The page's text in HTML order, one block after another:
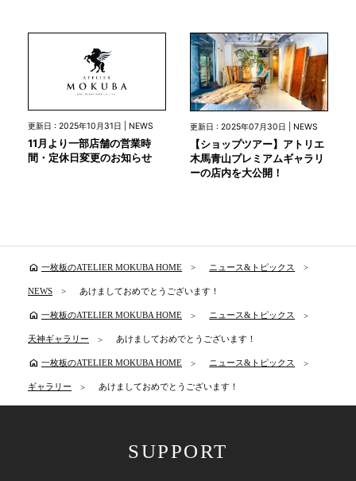
更新日 : 2025年10月31日 | NEWS
11月より一部店舗の営業時
間・定休日変更のお知らせ
更新日 : 2025年07月30日 | NEWS
【ショップツアー】アトリエ
木馬青山プレミアムギャラリ
ーの店内を大公開！
home 一枚板のATELIER MOKUBA HOME ニュース&トピックス
NEWS あけましておめでとうございます！
home 一枚板のATELIER MOKUBA HOME ニュース&トピックス
天神ギャラリー あけましておめでとうございます！
home 一枚板のATELIER MOKUBA HOME ニュース&トピックス
ギャラリー あけましておめでとうございます！
SUPPORT